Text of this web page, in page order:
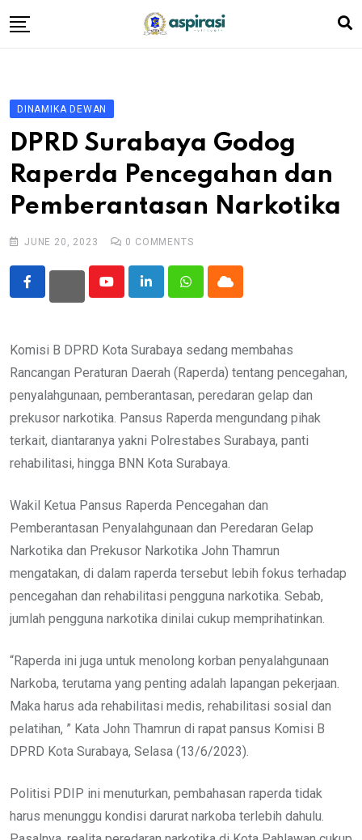
to
Berita
Komen Warga
Podcast
Tentang Kami
DINAMIKA DEWAN
DPRD Surabaya Godog
Raperda Pencegahan dan
Pemberantasan Narkotika
JUNE 20, 2023 0 COMMENTS
YoutubeLinkedInWhatsappCloud
Komisi B DPRD Kota Surabaya sedang membahas
Rancangan Peraturan Daerah (Raperda) tentang pencegahan,
penyalahgunaan, pemberantasan, peredaran gelap dan
prekusor narkotika. Pansus Raperda mengundang pihak
terkait, diantaranya yakni Polrestabes Surabaya, panti
rehabilitasi, hingga BNN Kota Surabaya.
Wakil Ketua Pansus Raperda Pencegahan dan
Pemberantasan Penyalahgunaan dan Peredaran Gelap
Narkotika dan Prekusor Narkotika John Thamrun
mengatakan, di dalam raperda tersebut lebih fokus terhadap
pencegahan dan rehabilitasi pengguna narkotika. Sebab,
jumlah pengguna narkotika dinilai cukup memprihatinkan.
“Raperda ini juga untuk menolong korban penyalahgunaan
Narkoba, terutama yang penting adalah lapangan pekerjaan.
Maka harus ada rehabilitasi medis, rehabilitasi sosial dan
pelatihan, ” Kata John Thamrun di rapat pansus Komisi B
DPRD Kota Surabaya, Selasa (13/6/2023).
Politisi PDIP ini menuturkan, pembahasan raperda tidak
harus menunggu kondisi darurat narkoba terlebih dahulu.